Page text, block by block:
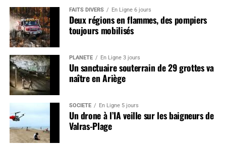
FAITS DIVERS En Ligne 6 jours
Deux régions en flammes, des pompiers
toujours mobilisés
PLANÈTE En Ligne 3 jours
Un sanctuaire souterrain de 29 grottes va
naître en Ariège
SOCIÉTÉ En Ligne 5 jours
Un drone à l’IA veille sur les baigneurs de
Valras-Plage